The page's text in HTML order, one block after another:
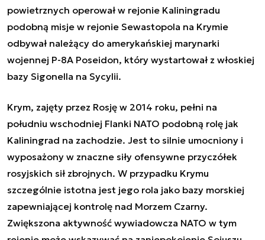
powietrznych operował w rejonie Kaliningradu
podobną misje w rejonie Sewastopola na Krymie
odbywał należący do amerykańskiej marynarki
wojennej P-8A Poseidon, który wystartował z włoskiej
bazy Sigonella na Sycylii.
Krym, zajęty przez Rosję w 2014 roku, pełni na
południu wschodniej Flanki NATO podobną rolę jak
Kaliningrad na zachodzie. Jest to silnie umocniony i
wyposażony w znaczne siły ofensywne przyczółek
rosyjskich sił zbrojnych. W przypadku Krymu
szczególnie istotna jest jego rola jako bazy morskiej
zapewniającej kontrolę nad Morzem Czarny.
Zwiększona aktywność wywiadowcza NATO w tym